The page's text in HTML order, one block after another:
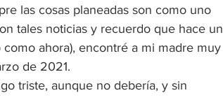
las cosas planeadas son como uno
tales noticias y recuerdo que hace un
ahora), encontré a mi madre muy
de 2021.
triste, aunque no debería, y sin